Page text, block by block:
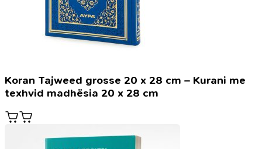
Koran Tajweed grosse 20 x 28 cm – Kurani me
texhvid madhësia 20 x 28 cm